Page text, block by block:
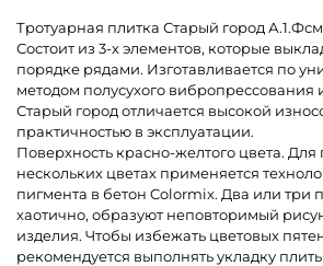
Тротуарная плитка Старый город
Состоит из 3-х элементов, которые
порядке рядами. Изготавливается по
методом полусухого вибропрессования
Старый город отличается высокой
практичностью в эксплуатации.
Поверхность красно-желтого цвета.
нескольких цветах применяется
пигмента в бетон Colormix. Два или три
хаотично, образуют неповторимый
изделия. Чтобы избежать цветовых
рекомендуется выполнять укладку